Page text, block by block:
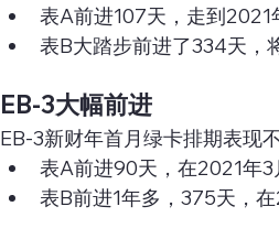
表A前进107天，走到2021
表B大踏步前进了334天，
EB-3大幅前进
EB-3新财年首月绿卡排期表现
表A前进90天，在2021年3
表B前进1年多，375天，